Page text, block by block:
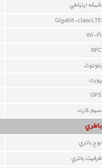
شبکه ارتباطي
Gigabit-class LTE
Wi-Fi
NFC
بلوتوث
پورت
GPS
سيم کارت
باطري
نوع باتري
ظرفيت باتري